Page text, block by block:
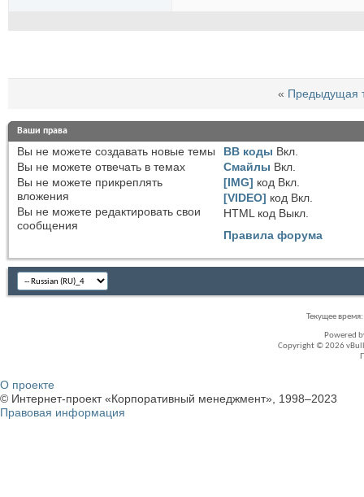
« Предыдущая
Ваши права
Вы не можете создавать новые темы
Вы не можете отвечать в темах
Вы не можете прикреплять
вложения
Вы не можете редактировать свои
сообщения
BB коды Вкл.
Смайлы Вкл.
[IMG] код Вкл.
[VIDEO] код Вкл.
HTML код Выкл.
Правила форума
Текущее время:
Powered
Copyright © 2026
О проекте
© Интернет-проект «Корпоративный менеджмент», 1998–2023
Правовая информация